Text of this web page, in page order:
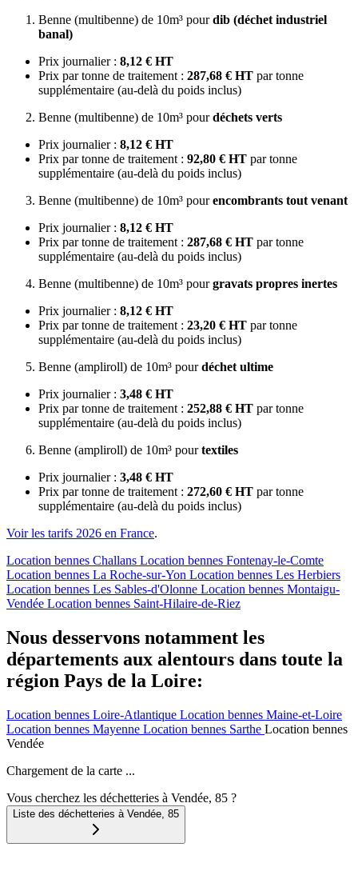
Benne (multibenne) de 10m³ pourdib (déchet industriel
banal)
Prix journalier : 8,12 € HT
Prix par tonne de traitement : 287,68 € HT par tonne
supplémentaire (au-delà du poids inclus)
Benne (multibenne) de 10m³ pourdéchets verts
Prix journalier : 8,12 € HT
Prix par tonne de traitement : 92,80 € HT par tonne
supplémentaire (au-delà du poids inclus)
Benne (multibenne) de 10m³ pourencombrants tout venant
Prix journalier : 8,12 € HT
Prix par tonne de traitement : 287,68 € HT par tonne
supplémentaire (au-delà du poids inclus)
Benne (multibenne) de 10m³ pourgravats propres inertes
Prix journalier : 8,12 € HT
Prix par tonne de traitement : 23,20 € HT par tonne
supplémentaire (au-delà du poids inclus)
Benne (ampliroll) de 10m³ pourdéchet ultime
Prix journalier : 3,48 € HT
Prix par tonne de traitement : 252,88 € HT par tonne
supplémentaire (au-delà du poids inclus)
Benne (ampliroll) de 10m³ pourtextiles
Prix journalier : 3,48 € HT
Prix par tonne de traitement : 272,60 € HT par tonne
supplémentaire (au-delà du poids inclus)
Voir les tarifs 2026 en France.
Location bennes Challans Location bennes Fontenay-le-Comte
Location bennes La Roche-sur-Yon Location bennes Les Herbiers
Location bennes Les Sables-d'Olonne Location bennes Montaigu-
Vendée Location bennes Saint-Hilaire-de-Riez
Nous desservons notamment les
départements aux alentours dans toute la
région Pays de la Loire:
Location bennes Loire-Atlantique Location bennes Maine-et-Loire
Location bennes Mayenne Location bennes Sarthe Location bennes
Vendée
Chargement de la carte ...
Vous cherchez les déchetteries à Vendée, 85 ?
Liste des déchetteries à Vendée 85